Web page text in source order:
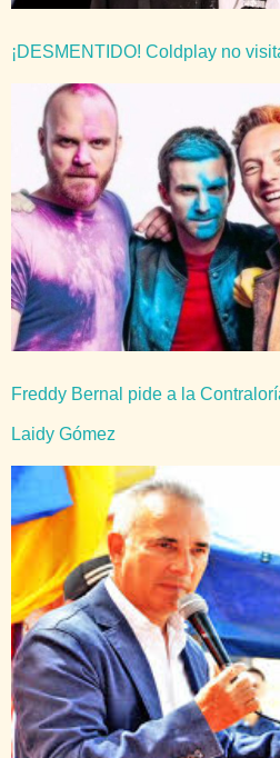
¡DESMENTIDO! Coldplay no
Freddy Bernal pide a la
Laidy Gómez